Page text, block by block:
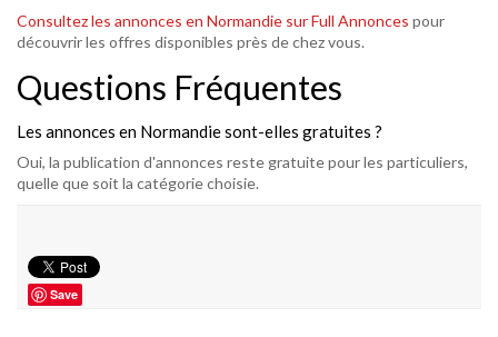
Consultez les annonces en Normandie sur Full Annonces pour
découvrir les offres disponibles près de chez vous.
Questions Fréquentes
Les annonces en Normandie sont-elles gratuites ?
Oui, la publication d'annonces reste gratuite pour les particuliers,
quelle que soit la catégorie choisie.
Save